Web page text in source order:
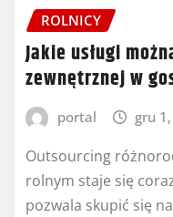
ROLNICY
Jakie usługi
zewnętrznej w
portal gru
Outsourcing
rolnym staje się
pozwala skupić się